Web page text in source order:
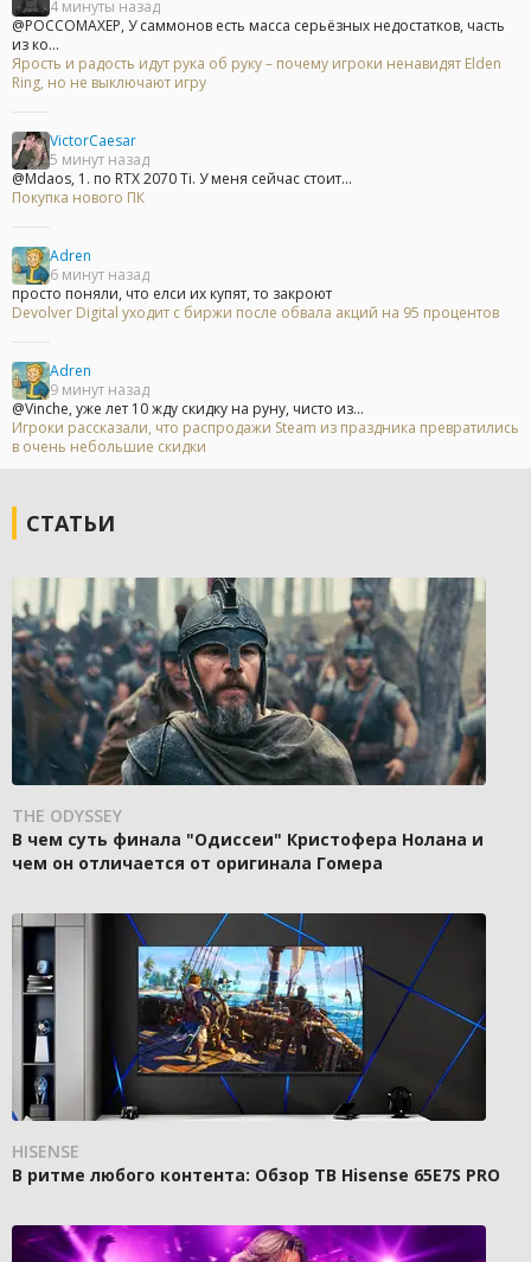
4 минуты назад
@POCCOMAXEP, У саммонов есть масса серьёзных недостатков, часть
из ко...
Ярость и радость идут рука об руку – почему игроки ненавидят Elden
Ring, но не выключают игру
VictorCaesar
5 минут назад
@Mdaos, 1. по RTX 2070 Ti. У меня сейчас стоит...
Покупка нового ПК
Adren
6 минут назад
просто поняли, что елси их купят, то закроют
Devolver Digital уходит с биржи после обвала акций на 95 процентов
Adren
9 минут назад
@Vinche, уже лет 10 жду скидку на руну, чисто из...
Игроки рассказали, что распродажи Steam из праздника превратились
в очень небольшие скидки
СТАТЬИ
THE ODYSSEY
В чем суть финала "Одиссеи" Кристофера Нолана и
чем он отличается от оригинала Гомера
HISENSE
В ритме любого контента: Обзор ТВ Hisense 65E7S PRO